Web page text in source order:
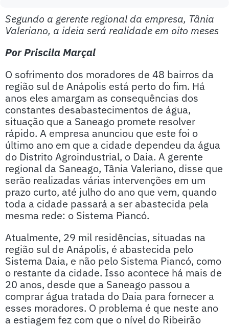
Segundo a gerente regional da empresa, Tânia
Valeriano, a ideia será realidade em oito meses
Por Priscila Marçal
O sofrimento dos moradores de 48 bairros da
região sul de Anápolis está perto do fim. Há
anos eles amargam as consequências dos
constantes desabastecimentos de água,
situação que a Saneago promete resolver
rápido. A empresa anunciou que este foi o
último ano em que a cidade dependeu da água
do Distrito Agroindustrial, o Daia. A gerente
regional da Saneago, Tânia Valeriano, disse que
serão realizadas várias intervenções em um
prazo curto, até julho do ano que vem, quando
toda a cidade passará a ser abastecida pela
mesma rede: o Sistema Piancó.
Atualmente, 29 mil residências, situadas na
região sul de Anápolis, é abastecida pelo
Sistema Daia, e não pelo Sistema Piancó, como
o restante da cidade. Isso acontece há mais de
20 anos, desde que a Saneago passou a
comprar água tratada do Daia para fornecer a
esses moradores. O problema é que neste ano
a estiagem fez com que o nível do Ribeirão